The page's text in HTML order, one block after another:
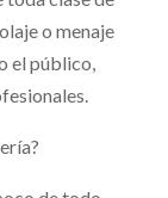
o menaje
el público,